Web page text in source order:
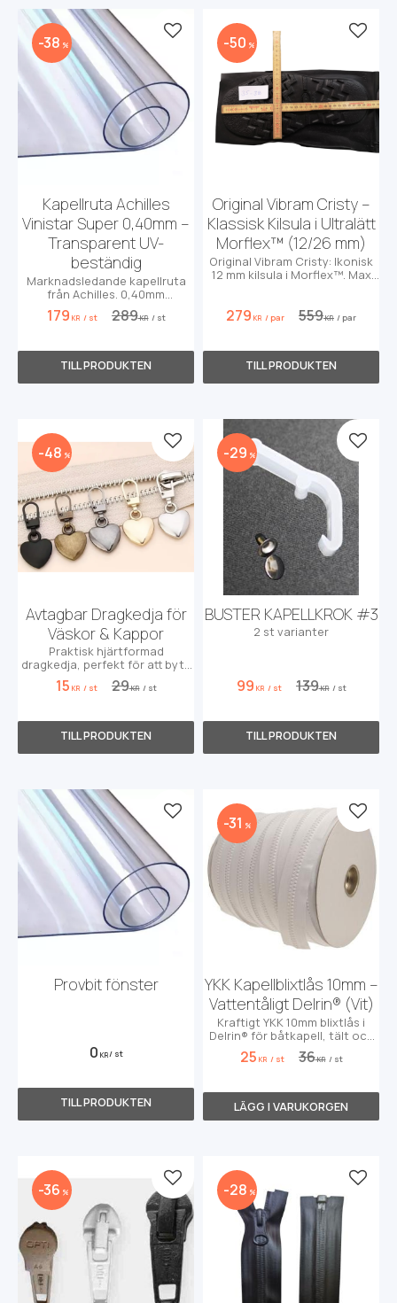
Kapellruta Achilles
Vinistar Super 0,40mm –
Transparent UV-
beständig
Marknadsledande kapellruta
från Achilles. 0,40mm
transparent PVC med extrem
klarhet och UV-skydd.
179 KR / st 289KR / st
38 % Lägg till i favoriter
Original Vibram Cristy –
Klassisk Kilsula i Ultralätt
Morflex™ (12/26 mm)
Original Vibram Cristy: Ikonisk
12 mm kilsula i Morflex™. Max
279 KR /par 559KR /par
50 % Lägg
Avtagbar Dragkedja för
Väskor & Kappor
Praktisk hjärtformad
dragkedja, perfekt för att byta
eller reparera dragkedjor på
väskor, ryggsäckar och kappor.
15 KR / st 29KR / st
48 % Lägg till i favoriter
BUSTER KAPELLKROK #3
2 st varianter
99 KR / st 139KR / st
29 % Lägg
Provbit fönster
0 KR/ st
Lägg till i favoriter
YKK Kapellblixtlås 10mm –
Vattentåligt Delrin® (Vit)
Kraftigt YKK 10mm blixtlås i
Delrin® för båtkapell, tält och
slitstark sömnad. Säljes per 50
cm. [Glöm ej löpare!]
25 KR / st 36KR / st
31 % Lägg
36 % Lägg till i favoriter
28 % Lägg